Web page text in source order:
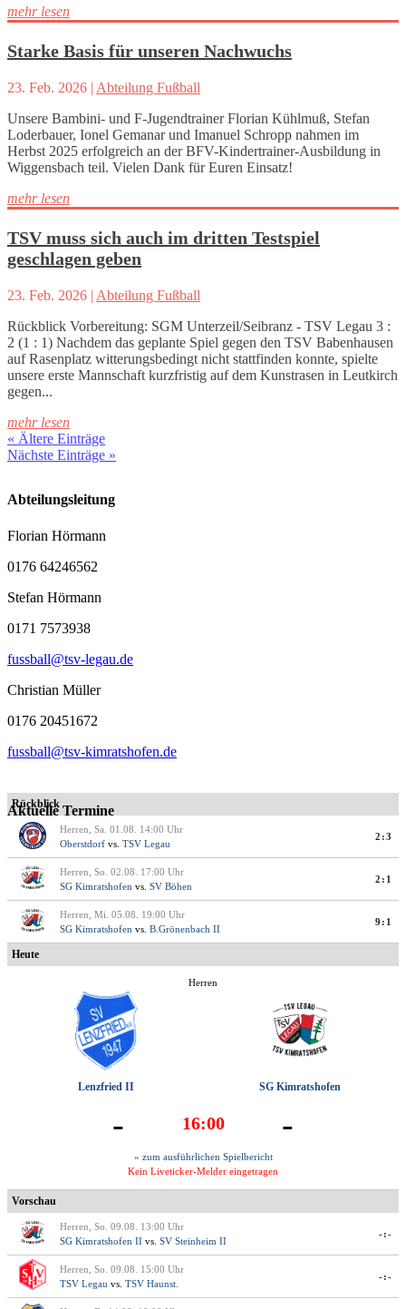
mehr lesen
Starke Basis für unseren Nachwuchs
23. Feb. 2026 | Abteilung Fußball
Unsere Bambini- und F-Jugendtrainer Florian Kühlmuß, Stefan
Loderbauer, Ionel Gemanar und Imanuel Schropp nahmen im
Herbst 2025 erfolgreich an der BFV-Kindertrainer-Ausbildung in
Wiggensbach teil. Vielen Dank für Euren Einsatz!
mehr lesen
TSV muss sich auch im dritten Testspiel
geschlagen geben
23. Feb. 2026 | Abteilung Fußball
Rückblick Vorbereitung: SGM Unterzeil/Seibranz - TSV Legau 3 :
2 (1 : 1) Nachdem das geplante Spiel gegen den TSV Babenhausen
auf Rasenplatz witterungsbedingt nicht stattfinden konnte, spielte
unsere erste Mannschaft kurzfristig auf dem Kunstrasen in Leutkirch
gegen...
mehr lesen
« Ältere Einträge
Nächste Einträge »
Abteilungsleitung
Florian Hörmann
0176 64246562
Stefan Hörmann
0171 7573938
fussball@tsv-legau.de
Christian Müller
0176 20451672
fussball@tsv-kimratshofen.de
Aktuelle Termine
Rückblick
Herren, Sa. 01.08. 14:00 Uhr
Oberstdorf vs. TSV Legau
2:3
Herren, So. 02.08. 17:00 Uhr
SG Kimratshofen vs. SV Böhen
2:1
Herren, Mi. 05.08. 19:00 Uhr
SG Kimratshofen vs. B.Grönenbach II
9:1
Heute
Herren
Lenzfried II SG Kimratshofen
- 16:00 -
» zum ausführlichen Spielbericht
Kein Liveticker-Melder eingetragen
Vorschau
Herren, So. 09.08. 13:00 Uhr
SG Kimratshofen II vs. SV Steinheim II
-:-
Herren, So. 09.08. 15:00 Uhr
TSV Legau vs. TSV Haunst.
-:-